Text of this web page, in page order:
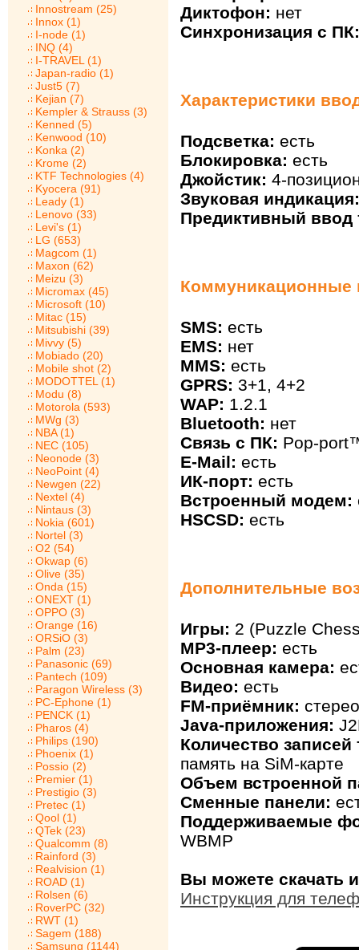
Innostream (25)
Innox (1)
I-node (1)
INQ (4)
I-TRAVEL (1)
Japan-radio (1)
Just5 (7)
Kejian (7)
Kempler & Strauss (3)
Kenned (5)
Kenwood (10)
Konka (2)
Krome (2)
KTF Technologies (4)
Kyocera (91)
Leady (1)
Lenovo (33)
Levi's (1)
LG (653)
Magcom (1)
Maxon (62)
Meizu (3)
Micromax (45)
Microsoft (10)
Mitac (15)
Mitsubishi (39)
Mivvy (5)
Mobiado (20)
Mobile shot (2)
MODOTTEL (1)
Modu (8)
Motorola (593)
MWg (3)
NBA (1)
NEC (105)
Neonode (3)
NeoPoint (4)
Newgen (22)
Nextel (4)
Nintaus (3)
Nokia (601)
Nortel (3)
O2 (54)
Okwap (6)
Olive (35)
Onda (15)
ONEXT (1)
OPPO (3)
Orange (16)
ORSiO (3)
Palm (23)
Panasonic (69)
Pantech (109)
Paragon Wireless (3)
PC-Ephone (1)
PENCK (1)
Pharos (4)
Philips (190)
Phoenix (1)
Possio (2)
Premier (1)
Prestigio (3)
Pretec (1)
Qool (1)
QTek (23)
Qualcomm (8)
Rainford (3)
Realvision (1)
ROAD (1)
Rolsen (6)
RoverPC (32)
RWT (1)
Sagem (188)
Samsung (1144)
Диктофон: нет
Синхронизация с ПК:
Характеристики
Подсветка: есть
Блокировка: есть
Джойстик: 4-
Звуковая индикация:
Предиктивный ввод
Коммуникационные
SMS: есть
EMS: нет
MMS: есть
GPRS: 3+1, 4+2
WAP: 1.2.1
Bluetooth: нет
Связь с ПК: Рop-
E-Mail: есть
ИК-порт: есть
Встроенный модем:
HSCSD: есть
Дополнительные
Игры: 2 (Puzzle
MP3-плеер: есть
Основная камера:
Видео: есть
FM-приёмник: стерео
Java-приложения:
Количество
память на SiM-карте
Объем встроенной
Сменные панели:
Поддерживаемые
WBMP
Вы можете скачать
Инструкция для